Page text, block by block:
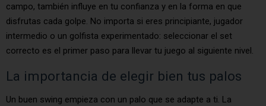
campo, también influye en tu confianza y en la forma en que
disfrutas cada golpe. No importa si eres principiante, jugador
intermedio o un golfista experimentado: seleccionar el set
correcto es el primer paso para llevar tu juego al siguiente nivel.
La importancia de elegir bien tus palos
Un buen swing empieza con un palo que se adapte a ti. La